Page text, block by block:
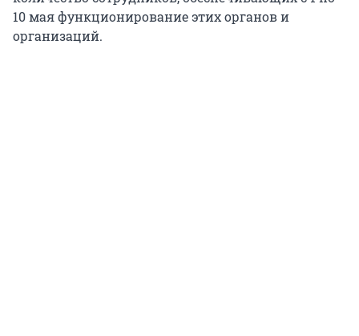
10 мая функционирование этих органов и
организаций.